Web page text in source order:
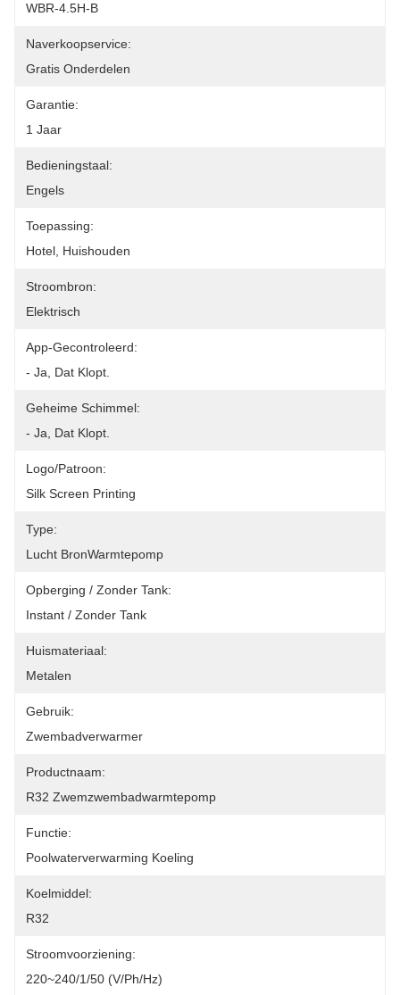
WBR-4.5H-B
Naverkoopservice:
Gratis Onderdelen
Garantie:
1 Jaar
Bedieningstaal:
Engels
Toepassing:
Hotel, Huishouden
Stroombron:
Elektrisch
App-Gecontroleerd:
- Ja, Dat Klopt.
Geheime Schimmel:
- Ja, Dat Klopt.
Logo/patroon:
Silk Screen Printing
Type:
Lucht BronWarmtepomp
Opberging / Zonder Tank:
Instant / Zonder Tank
Huismateriaal:
Metalen
Gebruik:
Zwembadverwarmer
Productnaam:
R32 Zwemzwembadwarmtepomp
Functie:
Poolwaterverwarming Koeling
Koelmiddel:
R32
Stroomvoorziening:
220~240/1/50 (V/Ph/Hz)